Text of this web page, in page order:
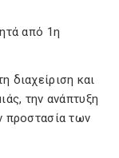
από 1η
διαχείριση και
την ανάπτυξη
προστασία των